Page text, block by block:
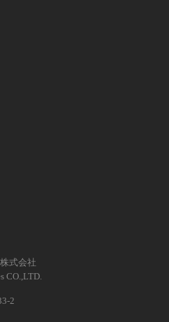
式会社
CO.,LTD.
2